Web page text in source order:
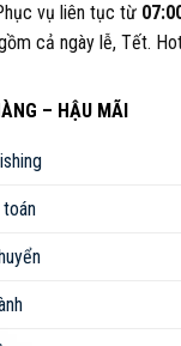
vụ liên tục từ
cả ngày lễ, Tết.
– HẬU MÃI
toán